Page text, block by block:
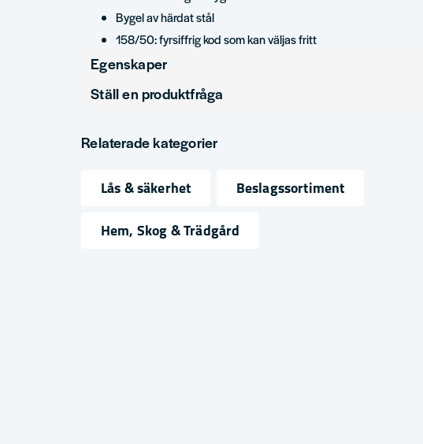
Bygel av härdat stål
158/50: fyrsiffrig kod som kan väljas fritt
Egenskaper
Produkttyp
Ställ en produktfråga
Fråga oss något om denna produkten...
Relaterade kategorier
Lås & säkerhet
Beslagssortiment
Hem, Skog & Trädgård